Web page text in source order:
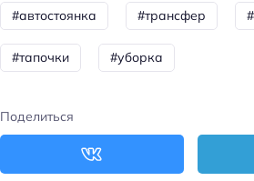
Доступность
Доступность входа на
недоступно
недоступно
Парковка
#автостоянка #трансфер
#тапочки #уборка
Поделиться